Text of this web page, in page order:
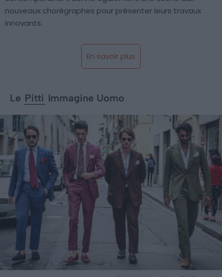
nouveaux chorégraphes pour présenter leurs travaux
innovants.
En savoir plus
Le Pitti Immagine Uomo